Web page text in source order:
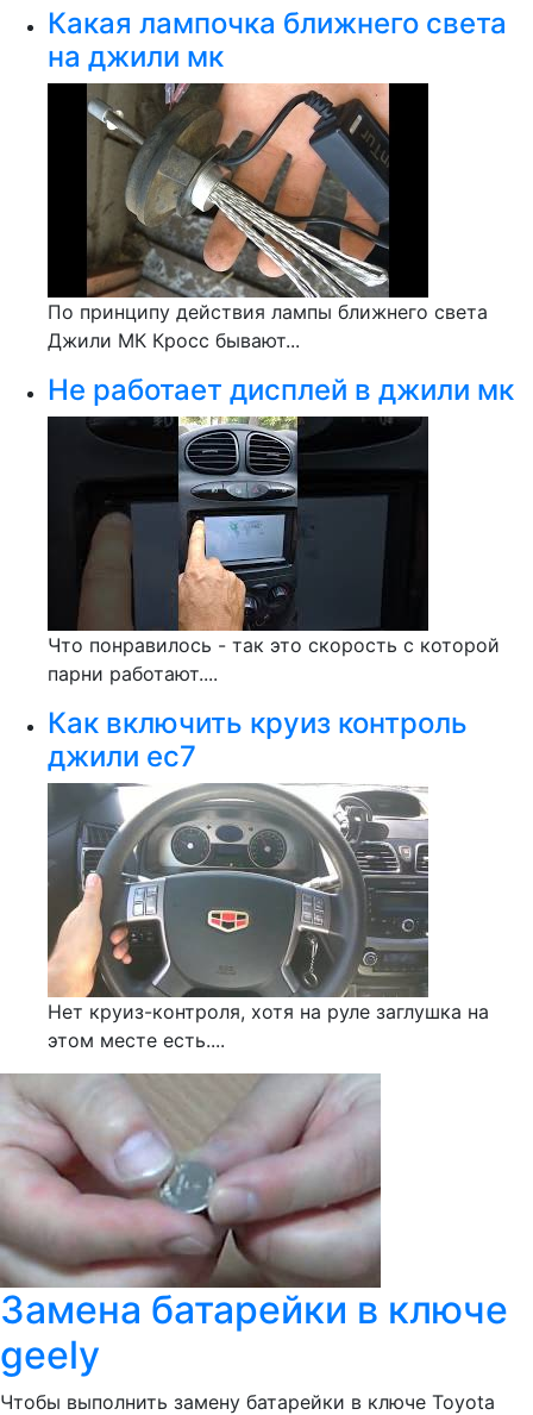
Какая лампочка ближнего света
на джили мк
По принципу действия лампы ближнего света
Джили МК Кросс бывают...
Не работает дисплей в джили мк
Что понравилось - так это скорость с которой
парни работают....
Как включить круиз контроль
джили ес7
Нет круиз-контроля, хотя на руле заглушка на
этом месте есть....
Замена батарейки в ключе
geely
Чтобы выполнить замену батарейки в ключе Toyota